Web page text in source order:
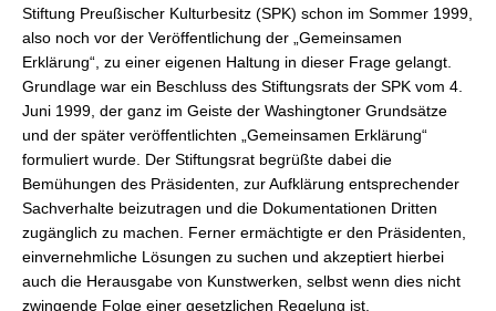
Stiftung Preußischer Kulturbesitz (SPK) schon im Sommer 1999,
also noch vor der Veröffentlichung der „Gemeinsamen
Erklärung“, zu einer eigenen Haltung in dieser Frage gelangt.
Grundlage war ein Beschluss des Stiftungsrats der SPK vom 4.
Juni 1999, der ganz im Geiste der Washingtoner Grundsätze
und der später veröffentlichten „Gemeinsamen Erklärung“
formuliert wurde. Der Stiftungsrat begrüßte dabei die
Bemühungen des Präsidenten, zur Aufklärung entsprechender
Sachverhalte beizutragen und die Dokumentationen Dritten
zugänglich zu machen. Ferner ermächtigte er den Präsidenten,
einvernehmliche Lösungen zu suchen und akzeptiert hierbei
auch die Herausgabe von Kunstwerken, selbst wenn dies nicht
zwingende Folge einer gesetzlichen Regelung ist.